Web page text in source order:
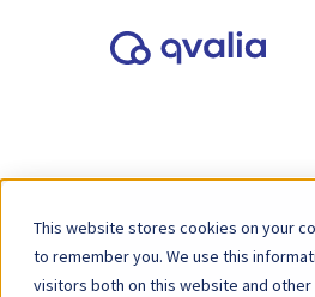
This website stores cookies on your
to remember you. We use this
visitors both on this website and
Home